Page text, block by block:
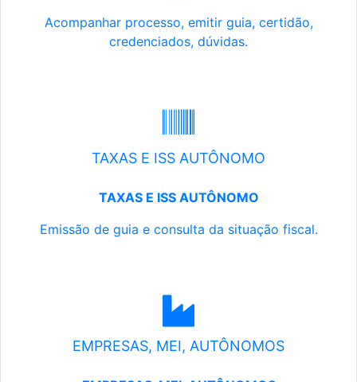
Acompanhar processo, emitir guia, certidão,
credenciados, dúvidas.
TAXAS E ISS AUTÔNOMO
TAXAS E ISS AUTÔNOMO
Emissão de guia e consulta da situação fiscal.
EMPRESAS, MEI, AUTÔNOMOS